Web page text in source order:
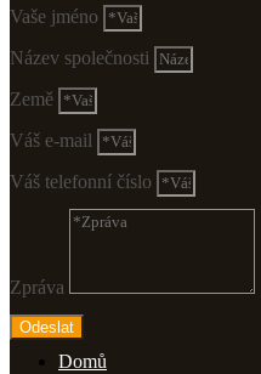
Vaše jméno
Název společnosti
Země
Váš e-mail
Váš telefonní číslo
Zpráva
Odeslat
Domů